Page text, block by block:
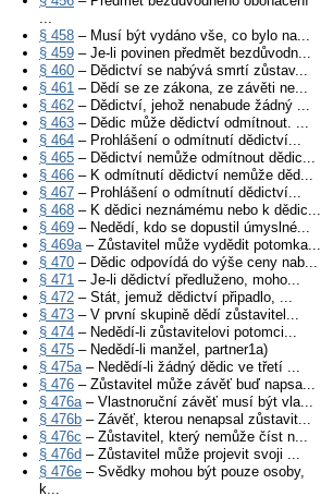
...
§ 458 – Musí být vydáno vše, co bylo na...
§ 459 – Je-li povinen předmět bezdůvodn...
§ 460 – Dědictví se nabývá smrtí zůstav...
§ 461 – Dědí se ze zákona, ze závěti ne...
§ 462 – Dědictví, jehož nenabude žádný ...
§ 463 – Dědic může dědictví odmítnout. ...
§ 464 – Prohlášení o odmítnutí dědictví...
§ 465 – Dědictví nemůže odmítnout dědic...
§ 466 – K odmítnutí dědictví nemůže děd...
§ 467 – Prohlášení o odmítnutí dědictví...
§ 468 – K dědici neznámému nebo k dědic...
§ 469 – Nedědí, kdo se dopustil úmyslné...
§ 469a– Zůstavitel může vydědit potomka...
§ 470 – Dědic odpovídá do výše ceny nab...
§ 471 – Je-li dědictví předluženo, moho...
§ 472 – Stát, jemuž dědictví připadlo, ...
§ 473 – V první skupině dědí zůstavitel...
§ 474 – Nedědí-li zůstavitelovi potomci...
§ 475 – Nedědí-li manžel, partner1a)
§ 475a– Nedědí-li žádný dědic ve třetí ...
§ 476 – Zůstavitel může závěť buď napsa...
§ 476a– Vlastnoruční závěť musí být vla...
§ 476b – Závěť, kterou nenapsal zůstavit...
§ 476c – Zůstavitel, který nemůže číst n...
§ 476d – Zůstavitel může projevit svoji ...
§ 476e – Svědky mohou být pouze osoby,
k...